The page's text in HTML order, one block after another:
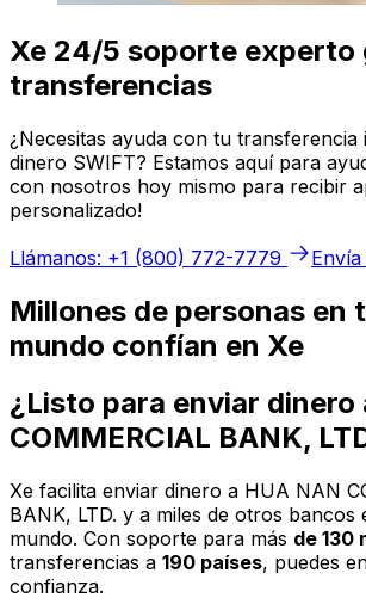
Xe 24/5 soporte experto
transferencias
¿Necesitas ayuda con tu transferencia
dinero SWIFT? Estamos aquí para
con nosotros hoy mismo para recibir
personalizado!
Llámanos: +1 (800) 772-7779
Millones de personas en
mundo confían en Xe
¿Listo para enviar dinero
COMMERCIAL BANK,
Xe facilita enviar dinero a HUA NAN
BANK, LTD. y a miles de otros bancos
mundo. Con soporte para más de 130
transferencias a 190 países, puedes
confianza.